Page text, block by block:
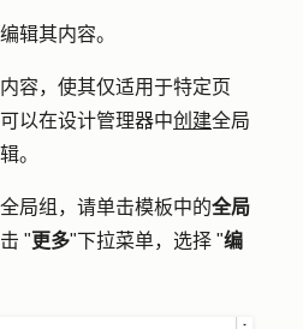
编辑其内容。
容，使其仅适用于特定页
以在设计管理器中创建全局
。
局组，请单击模板中的全局
"更多"下拉菜单，选择 "编